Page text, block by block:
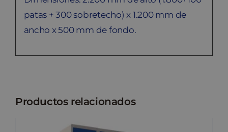
patas + 300 sobretecho) x 1.200 mm de
ancho x 500 mm de fondo.
Productos relacionados